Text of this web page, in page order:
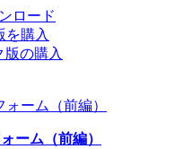
ロード
を購入
の購入
ーム（前編）